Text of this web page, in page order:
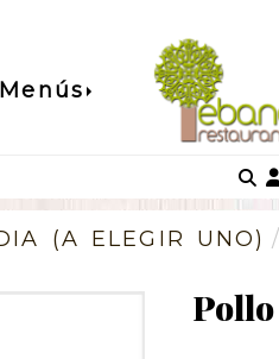
Menús
(A ELEGIR UNO)
Pollo